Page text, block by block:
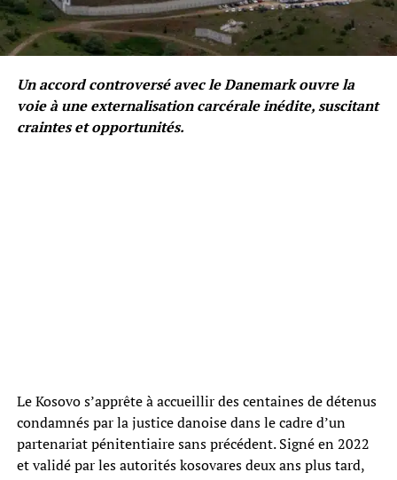
Un accord controversé avec le Danemark ouvre la
voie à une externalisation carcérale inédite, suscitant
craintes et opportunités.
Le Kosovo s’apprête à accueillir des centaines de détenus
condamnés par la justice danoise dans le cadre d’un
partenariat pénitentiaire sans précédent. Signé en 2022
et validé par les autorités kosovares deux ans plus tard,